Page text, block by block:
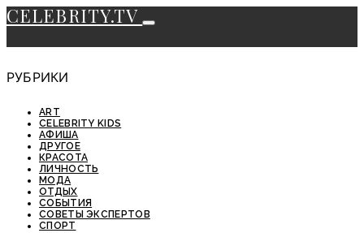
CELEBRITY.TV
РУБРИКИ
ART
CELEBRITY KIDS
АФИША
ДРУГОЕ
КРАСОТА
ЛИЧНОСТЬ
МОДА
ОТДЫХ
СОБЫТИЯ
СОВЕТЫ ЭКСПЕРТОВ
СПОРТ